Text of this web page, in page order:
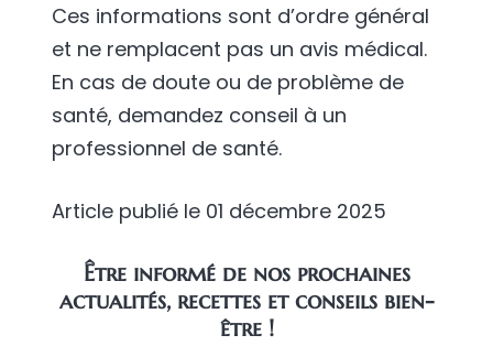
Ces informations sont d’ordre général
et ne remplacent pas un avis médical.
En cas de doute ou de problème de
santé, demandez conseil à un
professionnel de santé.
Article publié le 01 décembre 2025
Être informé de nos prochaines
actualités, recettes et conseils bien-
être !